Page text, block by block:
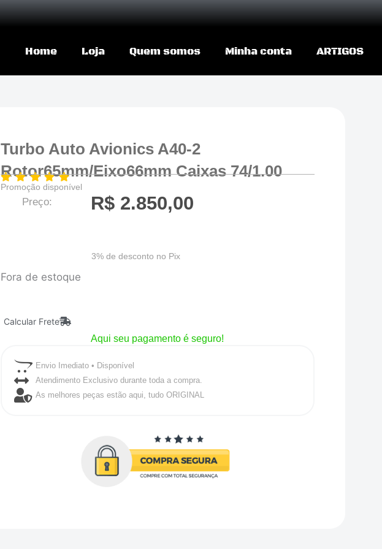
Home Loja Quem somos Minha conta ARTIGOS
Turbo Auto Avionics A40-2
Rotor65mm/eixo66mm Caixas 74/1.00
Promoção disponível
Preço: R$ 2.850,00
3% de desconto no Pix
Fora de estoque
Calcular Frete
Aqui seu pagamento é seguro!
Envio Imediato • Disponível
Atendimento Exclusivo durante toda a compra.
As melhores peças estão aqui, tudo ORIGINAL